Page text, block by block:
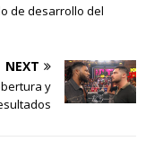
de desarrollo del
NEXT
y